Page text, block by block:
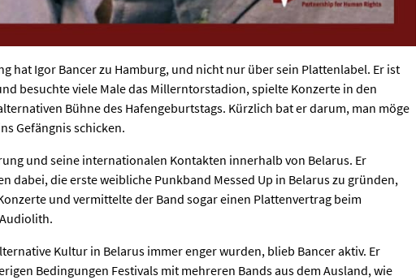
hat Igor Bancer zu Hamburg, und nicht nur über sein Plattenlabel. Er ist
besuchte viele Male das Millerntorstadion, spielte Konzerte in den
Bühne des Hafengeburtstags. Kürzlich bat er darum, man möge
Gefängnis schicken.
und seine internationalen Kontakten innerhalb von Belarus. Er
dabei, die erste weibliche Punkband Messed Up in Belarus zu gründen,
und vermittelte der Band sogar einen Plattenvertrag beim
Kultur in Belarus immer enger wurden, blieb Bancer aktiv. Er
Bedingungen Festivals mit mehreren Bands aus dem Ausland, wie